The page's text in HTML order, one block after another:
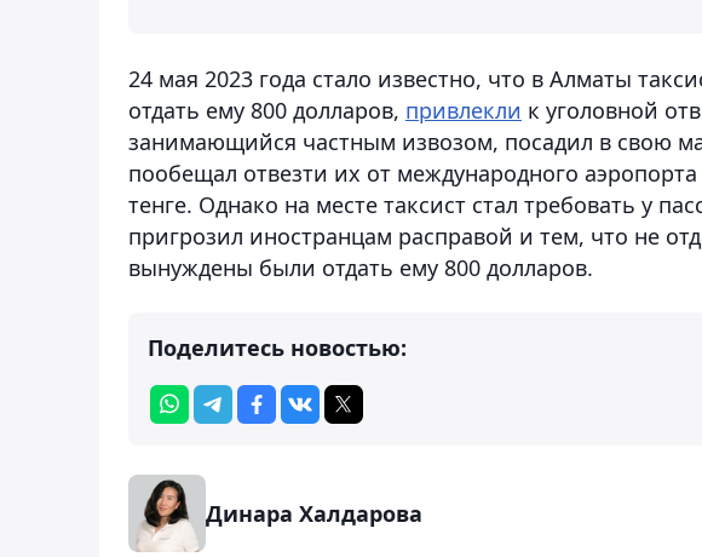
24 мая 2023 года стало известно, что в Алматы
отдать ему 800 долларов, привлекли к уголовной
занимающийся частным извозом, посадил в свою
пообещал отвезти их от международного
тенге. Однако на месте таксист стал требовать у
пригрозил иностранцам расправой и тем, что не
вынуждены были отдать ему 800 долларов.
Поделитесь новостью:
Динара Халдарова